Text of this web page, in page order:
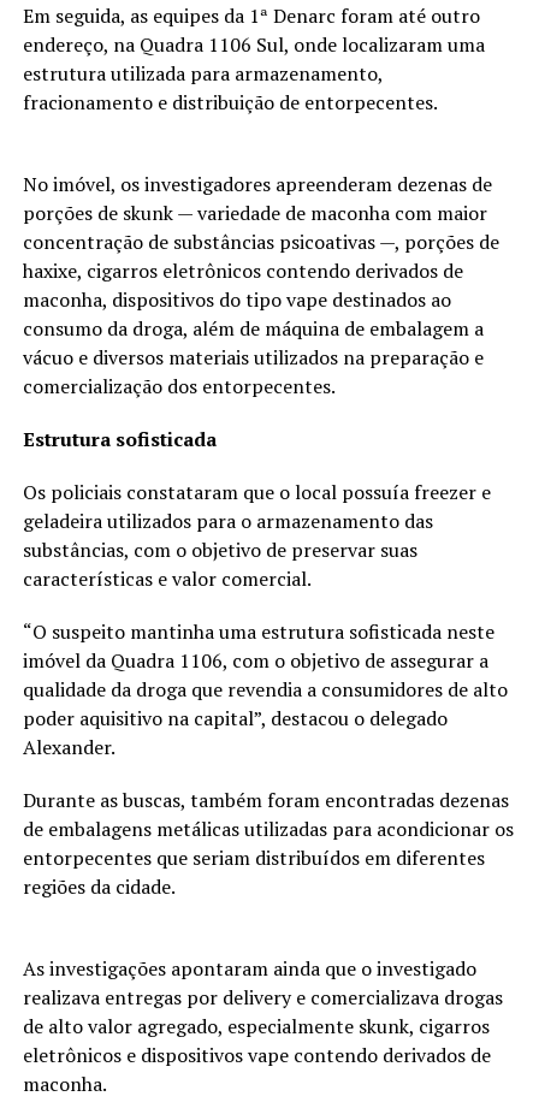
Em seguida, as equipes da 1ª Denarc foram até outro
endereço, na Quadra 1106 Sul, onde localizaram uma
estrutura utilizada para armazenamento,
fracionamento e distribuição de entorpecentes.
No imóvel, os investigadores apreenderam dezenas de
porções de skunk — variedade de maconha com maior
concentração de substâncias psicoativas —, porções de
haxixe, cigarros eletrônicos contendo derivados de
maconha, dispositivos do tipo vape destinados ao
consumo da droga, além de máquina de embalagem a
vácuo e diversos materiais utilizados na preparação e
comercialização dos entorpecentes.
Estrutura sofisticada
Os policiais constataram que o local possuía freezer e
geladeira utilizados para o armazenamento das
substâncias, com o objetivo de preservar suas
características e valor comercial.
“O suspeito mantinha uma estrutura sofisticada neste
imóvel da Quadra 1106, com o objetivo de assegurar a
qualidade da droga que revendia a consumidores de alto
poder aquisitivo na capital”, destacou o delegado
Alexander.
Durante as buscas, também foram encontradas dezenas
de embalagens metálicas utilizadas para acondicionar os
entorpecentes que seriam distribuídos em diferentes
regiões da cidade.
As investigações apontaram ainda que o investigado
realizava entregas por delivery e comercializava drogas
de alto valor agregado, especialmente skunk, cigarros
eletrônicos e dispositivos vape contendo derivados de
maconha.